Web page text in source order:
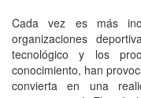
Cada vez es más
organizaciones
tecnológico y los
conocimiento, han
convierta en una